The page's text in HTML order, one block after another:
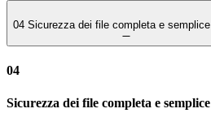
04 Sicurezza dei file completa e semplice
04
Sicurezza dei file completa e semplice